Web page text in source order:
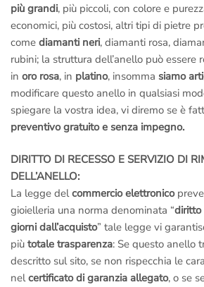
più grandi, più piccoli, con colore e
economici, più costosi, altri tipi di pietre
come diamanti neri, diamanti rosa,
rubini; la struttura dell’anello può essere
in oro rosa, in platino, insomma siamo
modificare questo anello in qualsiasi
spiegare la vostra idea, vi diremo se è
preventivo gratuito e senza impegno.
DIRITTO DI RECESSO E SERVIZIO DI
DELL’ANELLO:
La legge delcommercio elettronico
gioielleria una norma denominata “diritto
giorni dall’acquisto” tale legge vi
più totale trasparenza: Se questo anello
descritto sul sito, se non rispecchia le
nelcertificato di garanzia allegato, o se